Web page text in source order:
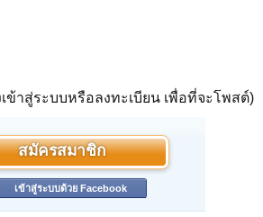
ข้าสู่ระบบหรือลงทะเบียน เพื่อที่จะโพสต์)
สมัครสมาชิก
เข้าสู่ระบบด้วย Facebook